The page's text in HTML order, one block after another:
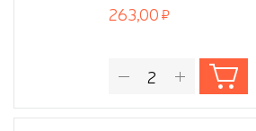
263,00